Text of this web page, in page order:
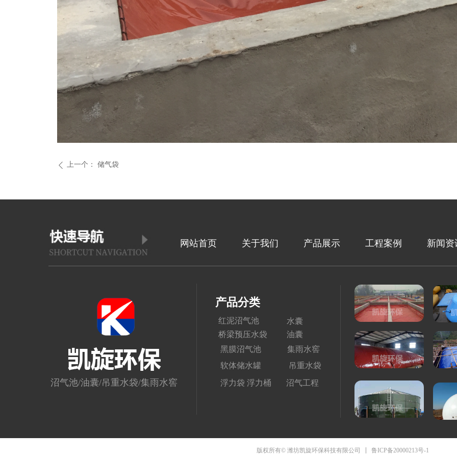
ꄴ 上一个： 储气袋
网站首页 关于我们 产品展示 工程案例 新闻资
沼气池/油囊/吊重水袋/集雨水窖
产品分类
红泥沼气池
桥梁预压水袋
黑膜沼气池
软体储水罐
浮力袋 浮力桶
水囊
油囊
集雨水窖
吊重水袋
沼气工程
版权所有© 潍坊凯旋环保科技有限公司 鲁ICP备20000213号-1